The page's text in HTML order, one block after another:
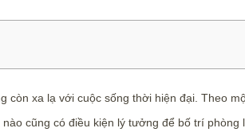
còn xa lạ với cuộc sống thời hiện đại. Theo
cũng có điều kiện lý tưởng để bố trí